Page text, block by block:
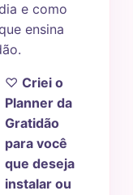
e como
ensina
♡ Criei o
Planner da
Gratidão
para você
que deseja
instalar ou